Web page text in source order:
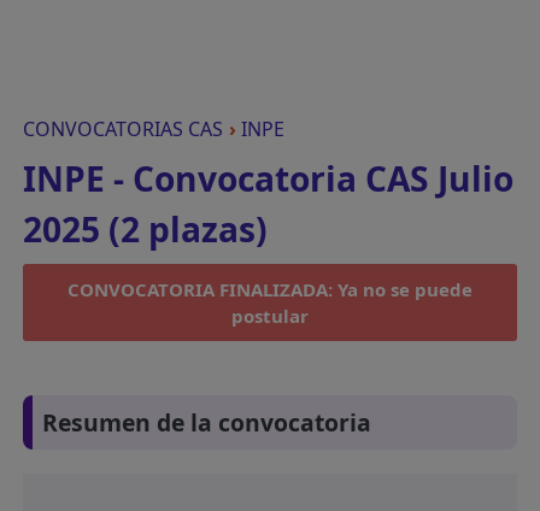
CONVOCATORIAS CAS ›INPE
INPE - Convocatoria CAS Julio
2025 (2 plazas)
CONVOCATORIA FINALIZADA: Ya no se puede
postular
Resumen de la convocatoria